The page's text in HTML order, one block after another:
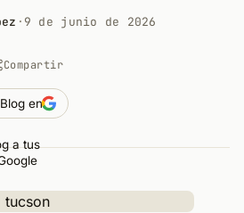
· 9 de junio de 2026
Compartir
en
a tus